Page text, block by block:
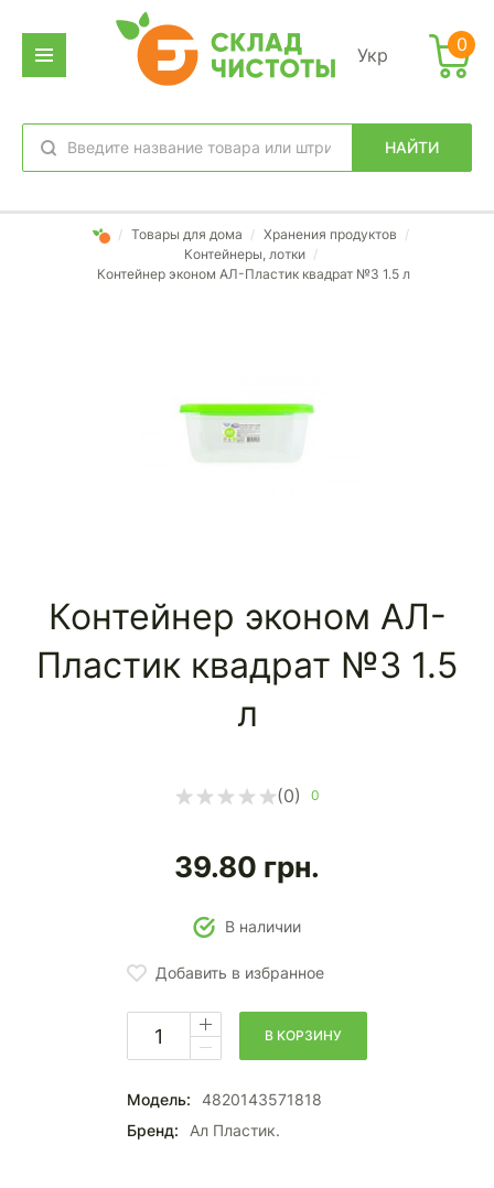
Укр
НАЙТИ
избранное вход
0
/ Товары для дома / Хранения продуктов /
Контейнеры, лотки /
Контейнер эконом АЛ-Пластик квадрат №3 1.5 л
Контейнер эконом АЛ-
Пластик квадрат №3 1.5
л
(0) 0
39.80 грн.
В наличии
Добавить в избранное
В КОРЗИНУ
Модель:
4820143571818
Бренд:
Ал Пластик.